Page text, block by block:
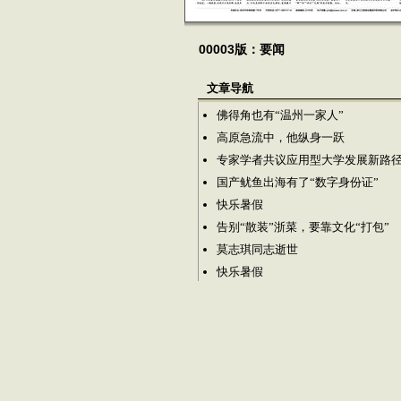
00003版：要闻
文章导航
佛得角也有“温州一家人”
高原急流中，他纵身一跃
专家学者共议应用型大学发展新路
国产鱿鱼出海有了“数字身份证”
快乐暑假
告别“散装”浙菜，要靠文化“打包”
莫志琪同志逝世
快乐暑假